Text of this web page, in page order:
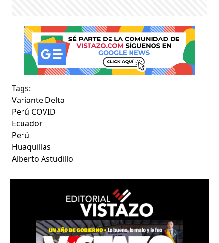
Tags:
Variante Delta
Perú COVID
Ecuador
Perú
Huaquillas
Alberto Astudillo